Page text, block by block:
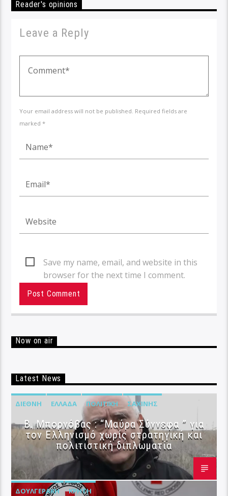
Reader's opinions
Leave a Reply
Your email address will not be published. Required fields are
marked *
Save my name, email, and website in this
browser for the next time I comment.
Now on air
Latest News
ΔΙΕΘΝΉ ΕΛΛΆΔΑ ΠΟΛΙΤΙΚΉ ΣΑΧΊΝΗΣ
B. Μπορνόβας : “Μαύρα Σύννεφα ” για
τον Ελληνισμό χωρίς στρατηγική και
πολιτιστική διπλωματία
ΔΟΥΛΓΕΡΆΚΗ ΚΡΉΤΗ